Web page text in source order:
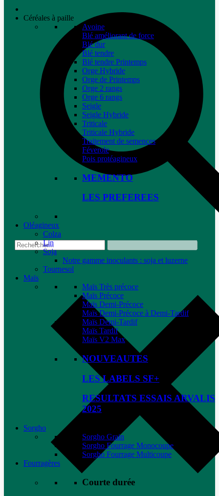
Céréales à paille
Avoine
Blé améliorant de force
Blé dur
Blé tendre
Blé tendre Printemps
Orge Hybride
Orge de Printemps
Orge 2 rangs
Orge 6 rangs
Seigle
Seigle Hybride
Triticale
Triticale Hybride
Traitement de semences
Féverole
Pois protéagineux
MEMENTO
LES PREFEREES
Oléagineux
Colza
Lin
Soja
Notre gamme inoculants : soja et luzerne
Tournesol
Maïs
Maïs Très précoce
Maïs Précoce
Maïs Demi-Précoce
Maïs Demi-Précoce à Demi-Tardif
Maïs Demi-Tardif
Maïs Tardif
Maïs V2 Max
NOUVEAUTES
LES LABELS SF+
RESULTATS ESSAIS ARVALIS
2025
Sorgho
Sorgho Grain
Sorgho Fourrage Monocoupe
Sorgho Fourrage Multicoupe
Fourragères
Courte durée